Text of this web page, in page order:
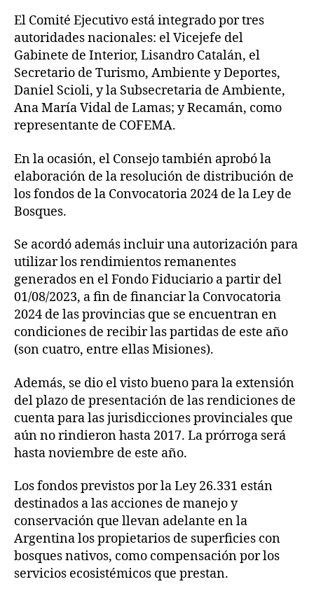
El Comité Ejecutivo está integrado por tres
autoridades nacionales: el Vicejefe del
Gabinete de Interior, Lisandro Catalán, el
Secretario de Turismo, Ambiente y Deportes,
Daniel Scioli, y la Subsecretaria de Ambiente,
Ana María Vidal de Lamas; y Recamán, como
representante de COFEMA.
En la ocasión, el Consejo también aprobó la
elaboración de la resolución de distribución de
los fondos de la Convocatoria 2024 de la Ley de
Bosques.
Se acordó además incluir una autorización para
utilizar los rendimientos remanentes
generados en el Fondo Fiduciario a partir del
01/08/2023, a fin de financiar la Convocatoria
2024 de las provincias que se encuentran en
condiciones de recibir las partidas de este año
(son cuatro, entre ellas Misiones).
Además, se dio el visto bueno para la extensión
del plazo de presentación de las rendiciones de
cuenta para las jurisdicciones provinciales que
aún no rindieron hasta 2017. La prórroga será
hasta noviembre de este año.
Los fondos previstos por la Ley 26.331 están
destinados a las acciones de manejo y
conservación que llevan adelante en la
Argentina los propietarios de superficies con
bosques nativos, como compensación por los
servicios ecosistémicos que prestan.